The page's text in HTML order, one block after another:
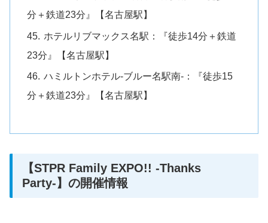
分＋鉄道23分』【名古屋駅】
ホテルリブマックス名駅：『徒歩14分＋鉄道
23分』【名古屋駅】
ハミルトンホテル-ブルー名駅南-：『徒歩15
分＋鉄道23分』【名古屋駅】
【STPR Family EXPO!! -Thanks
Party-】の開催情報